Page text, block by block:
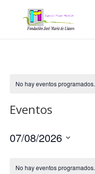
No hay eventos programados.
Eventos
07/08/2026
No hay eventos programados.